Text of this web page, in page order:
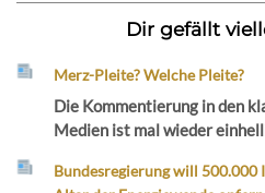
Dir gefällt
Merz-Pleite? Welche Pleite?
Die Kommentierung in den
Medien ist mal wieder
Bundesregierung will